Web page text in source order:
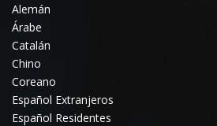
Alemán
Árabe
Catalán
Chino
Coreano
Español Extranjeros
Español Residentes